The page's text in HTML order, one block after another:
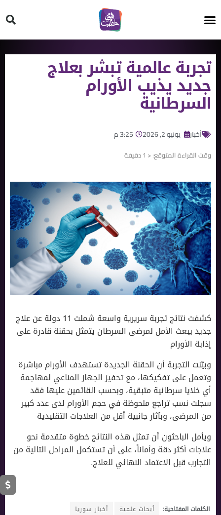
تجربة عالمية تبشر بعلاج
جديد يذيب الأورام
السرطانية
أخبار يونيو 2, 2026 3:25 م
وقت القراءة المتوقع:< 1 دقيقة
كشفت نتائج تجربة سريرية واسعة شملت 11 دولة عن علاج
جديد يبعث الأمل لمرضى السرطان يتمثل بحقنة قادرة على
إذابة الأورام
وبيّنت التجربة أن الحقنة الجديدة تستهدف الأورام مباشرة
وتعمل على تفكيكها، مع تحفيز الجهاز المناعي لمهاجمة
أي خلايا سرطانية متبقية، وبحسب القائمين عليها فقد
سجلت نسب تراجع ملحوظة في حجم الأورام لدى عدد كبير
من المرضى، وبآثار جانبية أقل من العلاجات التقليدية
ويأمل الباحثون أن تمثل هذه النتائج خطوة متقدمة نحو
علاجات أكثر دقة وأماناً، على أن تستكمل المراحل التالية من
التجارب قبل الاعتماد النهائي للعلاج.
الكلمات المفتاحية: أبحاث علمية
أخبار سوريا